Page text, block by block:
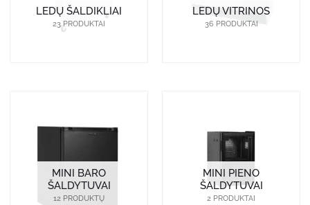
LEDŲ ŠALDIKLIAI
23 PRODUKTAI
LEDŲ VITRINOS
36 PRODUKTAI
MINI BARO
ŠALDYTUVAI
12 PRODUKTŲ
MINI PIENO
ŠALDYTUVAI
2 PRODUKTAI